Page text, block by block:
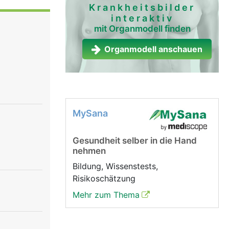
im
des
Krankheitsbilder
interaktiv
mit Organmodell finden
Organmodell anschauen
MySana
Gesundheit selber in die Hand
nehmen
Bildung, Wissenstests,
Risikoschätzung
Mehr zum Thema